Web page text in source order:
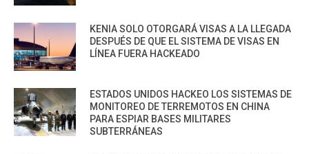
KENIA SOLO OTORGARÁ VISAS A LA LLEGADA
DESPUÉS DE QUE EL SISTEMA DE VISAS EN
LÍNEA FUERA HACKEADO
ESTADOS UNIDOS HACKEO LOS SISTEMAS DE
MONITOREO DE TERREMOTOS EN CHINA
PARA ESPIAR BASES MILITARES
SUBTERRÁNEAS